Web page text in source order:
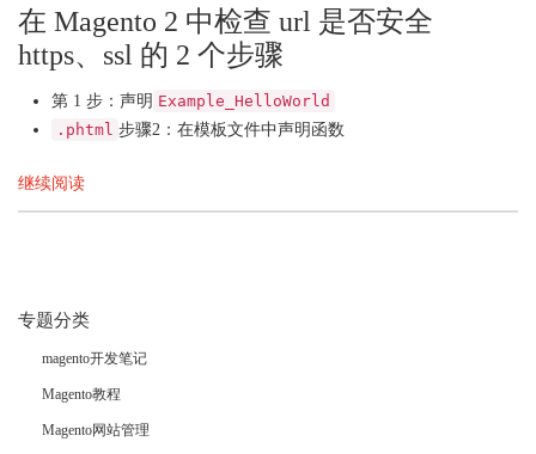
精选案例
关于我们
在 Magento 2 中检查 url 是否安全
https、ssl 的 2 个步骤
第 1 步：声明 Example_HelloWorld
.phtml 步骤2：在模板文件中声明函数
继续阅读
专题分类
magento开发笔记
Magento教程
Magento网站管理